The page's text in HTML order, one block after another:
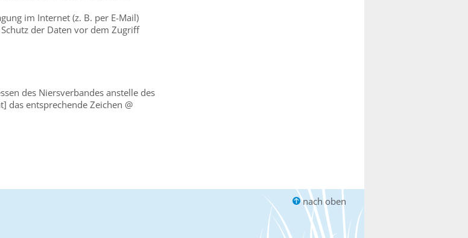
im Internet (z. B. per E-Mail)
der Daten vor dem Zugriff
des Niersverbandes anstelle des
das entsprechende Zeichen @
nach oben